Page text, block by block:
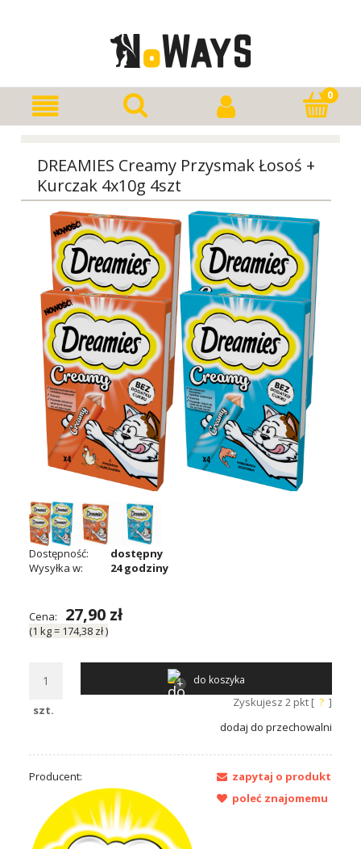
DREAMIES Creamy Przysmak Łosoś +
Kurczak 4x10g 4szt
Dostępność:
dostępny
Wysyłka w:
24 godziny
Cena: 27,90 zł
(1 kg= 174,38 zł)
szt.
do koszyka
Zyskujesz 2pkt [ ? ]
dodaj do przechowalni
Producent:
zapytaj o produkt
poleć znajomemu